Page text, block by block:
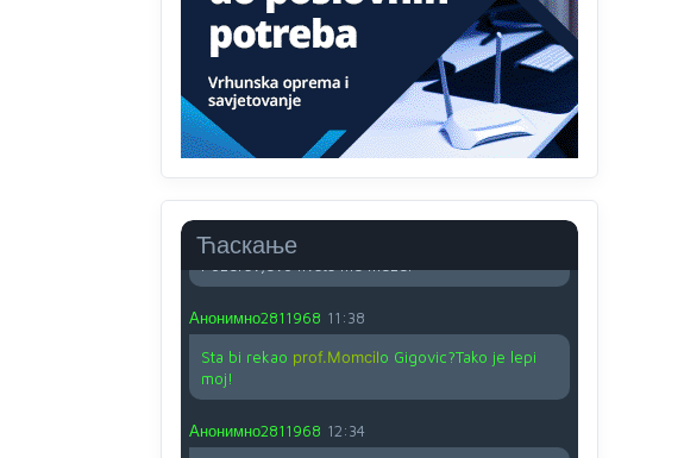
Ћаскање
O kako su cudni lvi ljudi,uzeli bi sve da mogu...a
ja srce svima fajem,radujem se tudjoj sreci.I ko
ima i ko nema na iso ce mjesto leci!
Анонимно2810587
Nije u svijetu problem,nahraniti siromasnd,kako
nahraniti bogate!?
Анонимно2810587
Анонимно2811968 11:38
Sta bi rekao prof.Momcilo Gigovic?Tako je lepi
moj!
Анонимно2811968 12:34